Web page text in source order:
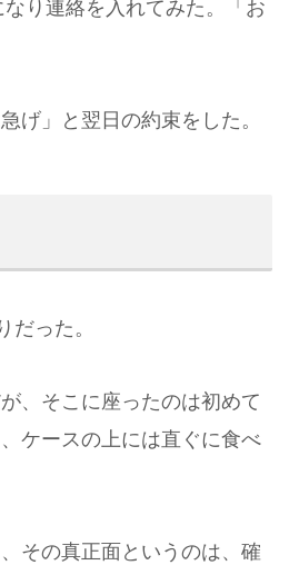
り連絡を入れてみた。「お
げ」と翌日の約束をした。
った。
、そこに座ったのは初めて
ケースの上には直ぐに食べ
その真正面というのは、確